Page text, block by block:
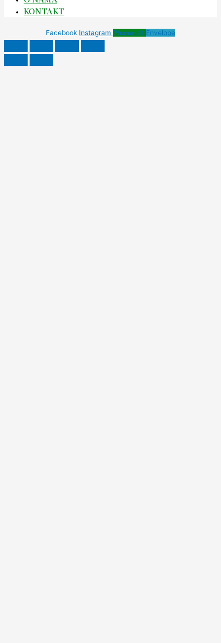
KONTAKT
Facebook Instagram Phone-alt Envelope